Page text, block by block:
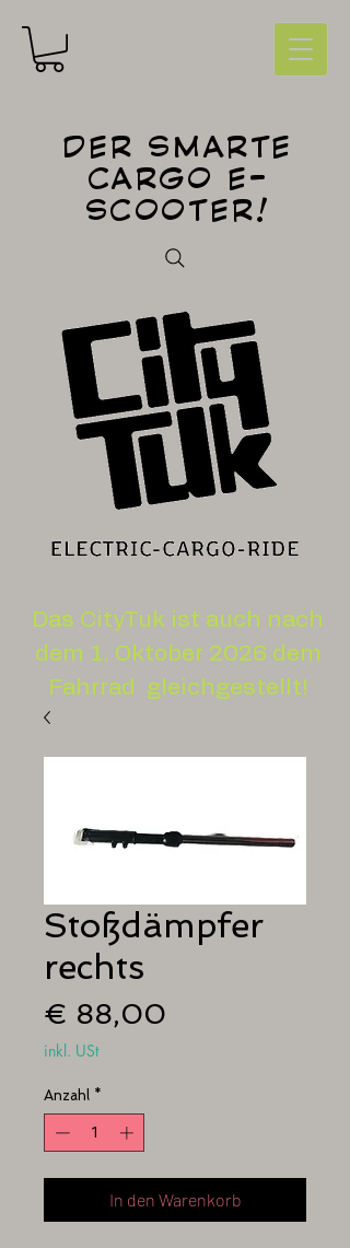
DER SMARTE
CARGO E-
SCOOTER!
Das CityTuk ist auch nach
dem 1. Oktober 2026 dem
Fahrrad gleichgestellt!
Stoßdämpfer
rechts
€ 88,00
inkl. USt
Anzahl *
In den Warenkorb